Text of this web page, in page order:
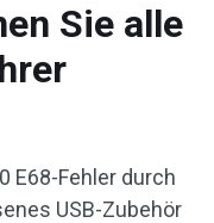
Sie alle
E68-Fehler durch
USB-Zubehör